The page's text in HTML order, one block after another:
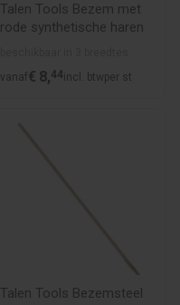
Talen Tools Bezem met
rode synthetische haren
vanaf€ 8,44 incl. btwper st
Talen Tools Bezemsteel